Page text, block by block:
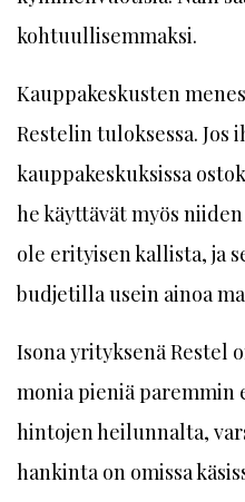
kohtuullisemmaksi.
Kauppakeskusten
Restelin tuloksessa. Jos
kauppakeskuksissa
he käyttävät myös
ole erityisen kallista, ja
budjetilla usein ainoa
Isona yrityksenä Restel
monia pieniä paremmin
hintojen heilunnalta,
hankinta on omissa